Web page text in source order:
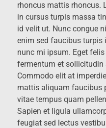
rhoncus mattis rhoncus.
in cursus turpis massa
id velit ut. Nunc congue
enim sed faucibus turpis
nunc mi ipsum. Eget
fermentum et sollicitudin
Commodo elit at
mattis aliquam faucibus
vitae tempus quam
Sapien et ligula
feugiat sed lectus